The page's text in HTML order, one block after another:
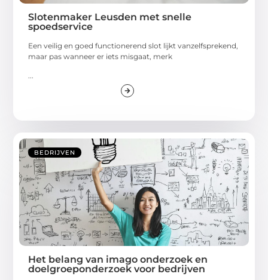
Slotenmaker Leusden met snelle
spoedservice
Een veilig en goed functionerend slot lijkt vanzelfsprekend,
maar pas wanneer er iets misgaat, merk
...
BEDRIJVEN
Het belang van imago onderzoek en
doelgroeponderzoek voor bedrijven